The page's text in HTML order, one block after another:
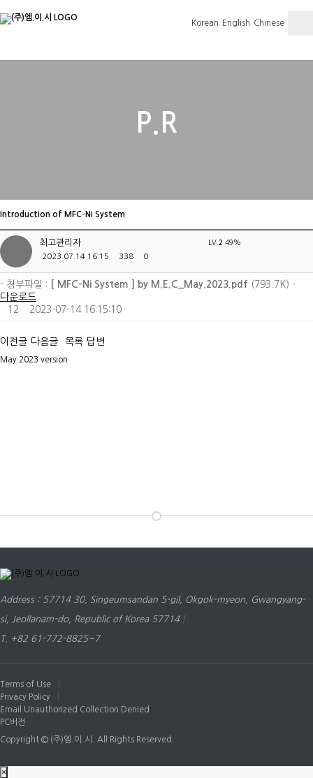
Korean English Chinese
P.R
Introduction of MFC-Ni System
최고관리자
2023.07.14 16:15 338 0
LV. 2 49%
- 첨부파일 : [ MFC-Ni System ] by M.E.C_May.2023.pdf (793.7K) -
다운로드
12
2023-07-14 16:15:10
이전글 다음글 목록 답변
May 2023 version
Address : 57714 30, Singeumsandan 5-gil, Okgok-myeon, Gwangyang-
si, Jeollanam-do, Republic of Korea 57714 |
T. +82 61-772-8825~7
Terms of Use
Privacy Policy
Email Unauthorized Collection Denied
PC버전
Copyright © (주)엠.이.시. All Rights Reserved.
×